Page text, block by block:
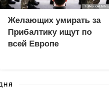
Желающих умирать за
Прибалтику ищут по
всей Европе